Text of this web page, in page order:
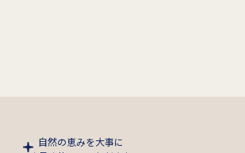
自然の恵みを大事に